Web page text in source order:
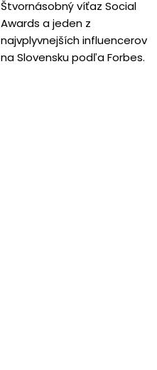
Štvornásobný víťaz Social
Awards a jeden z
najvplyvnejších influencerov
na Slovensku podľa Forbes.